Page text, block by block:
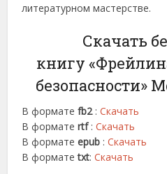
литературном мастерстве.
Скачать
книгу
безопасности»
В форматеfb2:Скачать
В форматеrtf :Скачать
В форматеepub :Скачать
В форматеtxt:Скачать